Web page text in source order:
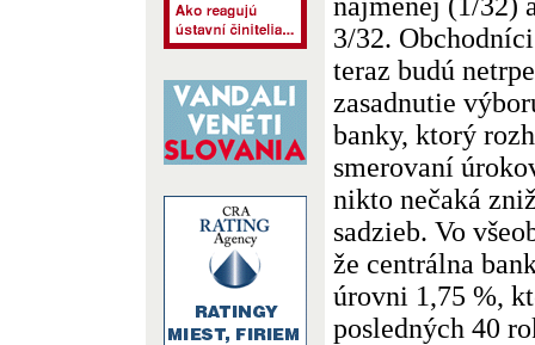
3/32.
teraz budú
zasadnutie
banky, ktorý
smerovaní
nikto nečaká
sadzieb. Vo
že centrálna
úrovni 1,75 %,
posledných 40